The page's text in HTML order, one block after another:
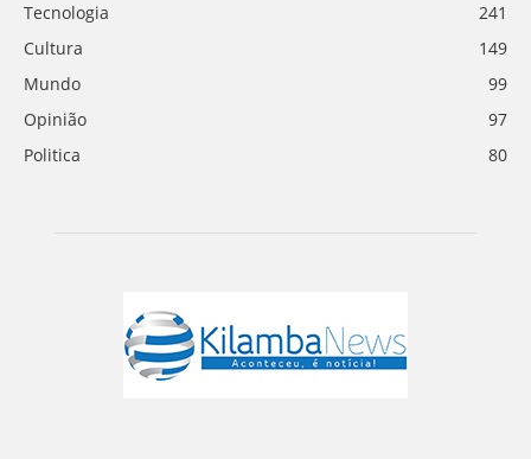
Tecnologia
241
Cultura
149
Mundo
99
Opinião
97
Politica
80